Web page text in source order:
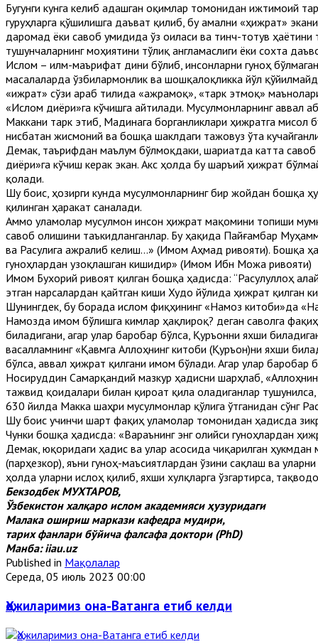
Бугунги кунга келиб адашган оқимлар томонидан ижтимоий
гуруҳларга қўшилишга даъват қилиб, бу амални «ҳижрат»
даромад ёки савоб умидида ўз оиласи ва тинч-тотув
тушунчаларнинг моҳиятини тўлиқ англамаслиги ёки сохта
Ислом – илм-маърифат дини бўлиб, инсонларни гуноҳ
масалаларда ўзбилармонлик ва шошқалоқликка йўл
«Ҳижрат» сўзи араб тилида «ажрамоқ», «тарк этмоқ»
«Ислом диёри»га кўчишга айтилади. Мусулмонларнинг аввал
Маккани тарк этиб, Мадинага борганликлари ҳижратга мисол
нисбатан жисмоний ва бошқа шаклдаги тажовуз ўта
Демак, таърифдан маълум бўлмоқдаки, шариатда катта
диёри»га кўчиш керак экан. Акс ҳолда бу шаръий ҳижрат
қолади.
Шу боис, ҳозирги кунда мусулмонларнинг бир жойдан бошқа
қилинган ҳаракат саналади.
Аммо уламолар мусулмон инсон ҳижрат мақомини топиши
савоб олишини таъкидланганлар. Бу ҳақида Пайғамбар
ва Расулига ажралиб келиш…» (Имом Аҳмад ривояти). Бошқа
гуноҳлардан узоқлашган кишидир» (Имом Ибн Можа ривояти)
Имом Бухорий ривоят қилган бошқа ҳадисда: “Расулуллоҳ
этган нарсалардан қайтган киши Худо йўлида ҳижрат
Шунингдек, бу борада ислом фиқҳининг «Намоз китоби»да
Намозда имом бўлишга кимлар ҳақлироқ? деган саволга
биладигани, агар улар баробар бўлса, Қуръонни яхши
васалламнинг «Қавмга Аллоҳнинг китоби (Қуръон)ни яхши
бўлса, аввал ҳижрат қилгани имом бўлади. Агар улар
Носируддин Самарқандий мазкур ҳадисни шарҳлаб,
тажвид қоидалари билан қироат қила оладиганлар
630 йилда Макка шаҳри мусулмонлар қўлига ўтганидан сўнг
Шу боис учинчи шарт фақиҳ уламолар томонидан ҳадисда зикр
Чунки бошқа ҳадисда: «Вараънинг энг олийси гуноҳлардан
Демак, юқоридаги ҳадис ва улар асосида чиқарилган
(парҳезкор), яъни гуноҳ-маъсиятлардан ўзини сақлаш ва
ҳолда уларни ислоҳ қилиб, яхши хулқларга ўзгартирса,
Бекзодбек МУХТАРОВ,
Ўзбекистон халқаро ислом академияси ҳузуридаги
Малака ошириш маркази кафедра мудири,
тарих фанлари бўйича фалсафа доктори (PhD)
Манба: iiau.uz
Published in Мақолалар
Середа, 05 июль 2023 00:00
Ҳожиларимиз она-Ватанга етиб келди